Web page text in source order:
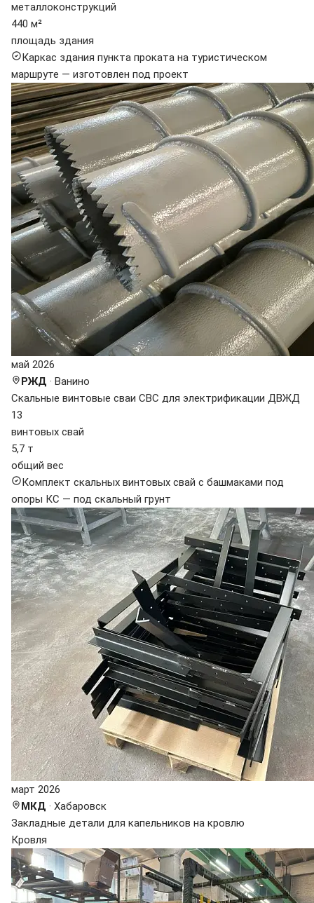
металлоконструкций
440 м²
площадь здания
Каркас здания пункта проката на туристическом
маршруте — изготовлен под проект
май 2026
РЖД · Ванино
Скальные винтовые сваи СВС для электрификации ДВЖД
13
винтовых свай
5,7 т
общий вес
Комплект скальных винтовых свай с башмаками под
опоры КС — под скальный грунт
март 2026
МКД · Хабаровск
Закладные детали для капельников на кровлю
Кровля